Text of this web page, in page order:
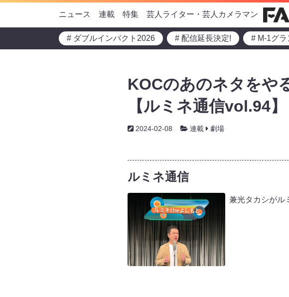
ニュース 連載 特集 芸人ライター・芸人カメラマン
# ダブルインパクト2026 # 配信延長決定! # M-1グラ
KOCのあのネタをや
【ルミネ通信vol.94】
2024-02-08 連載 劇場
ルミネ通信
兼光タカシがル